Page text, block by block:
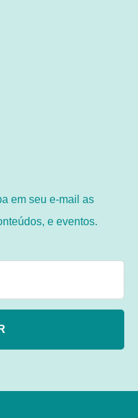
em seu e-mail as
e eventos.